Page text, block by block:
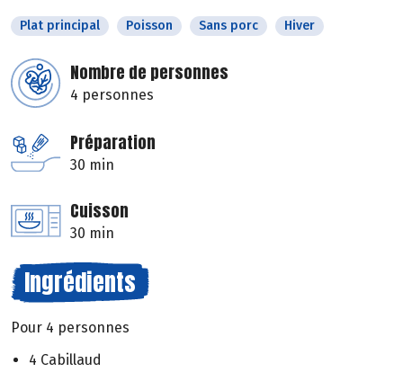
Plat principal Poisson Sans porc Hiver
Nombre de personnes
4 personnes
Préparation
30 min
Cuisson
30 min
Ingrédients
Pour 4 personnes
4 Cabillaud